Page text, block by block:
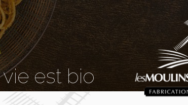
est bio